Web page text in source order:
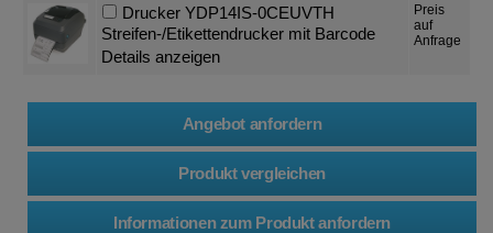
Drucker YDP14IS-0CEUVTH
Streifen-/Etikettendrucker mit Barcode
Details anzeigen
Preis
auf
Anfrage